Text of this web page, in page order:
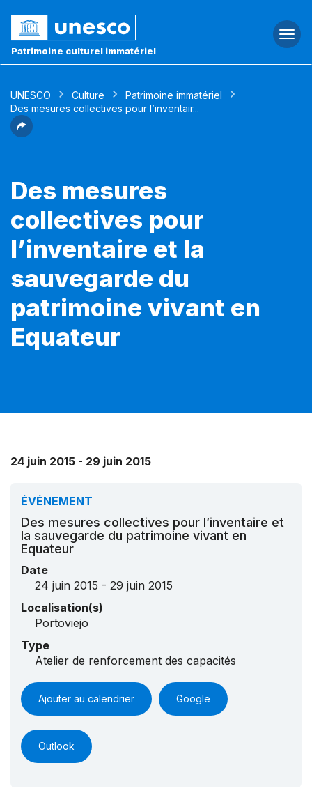
Patrimoine culturel immatériel
UNESCO Culture
Patrimoine immatériel
Des mesures collectives pour l’inventair...
Des mesures
collectives pour
l’inventaire et la
sauvegarde du
patrimoine vivant en
Equateur
24 juin 2015 - 29 juin 2015
ÉVÉNEMENT
Des mesures collectives pour l’inventaire et
la sauvegarde du patrimoine vivant en
Equateur
Date
24 juin 2015 - 29 juin 2015
Localisation(s)
Portoviejo
Type
Atelier de renforcement des capacités
Ajouter au calendrier Google
Outlook